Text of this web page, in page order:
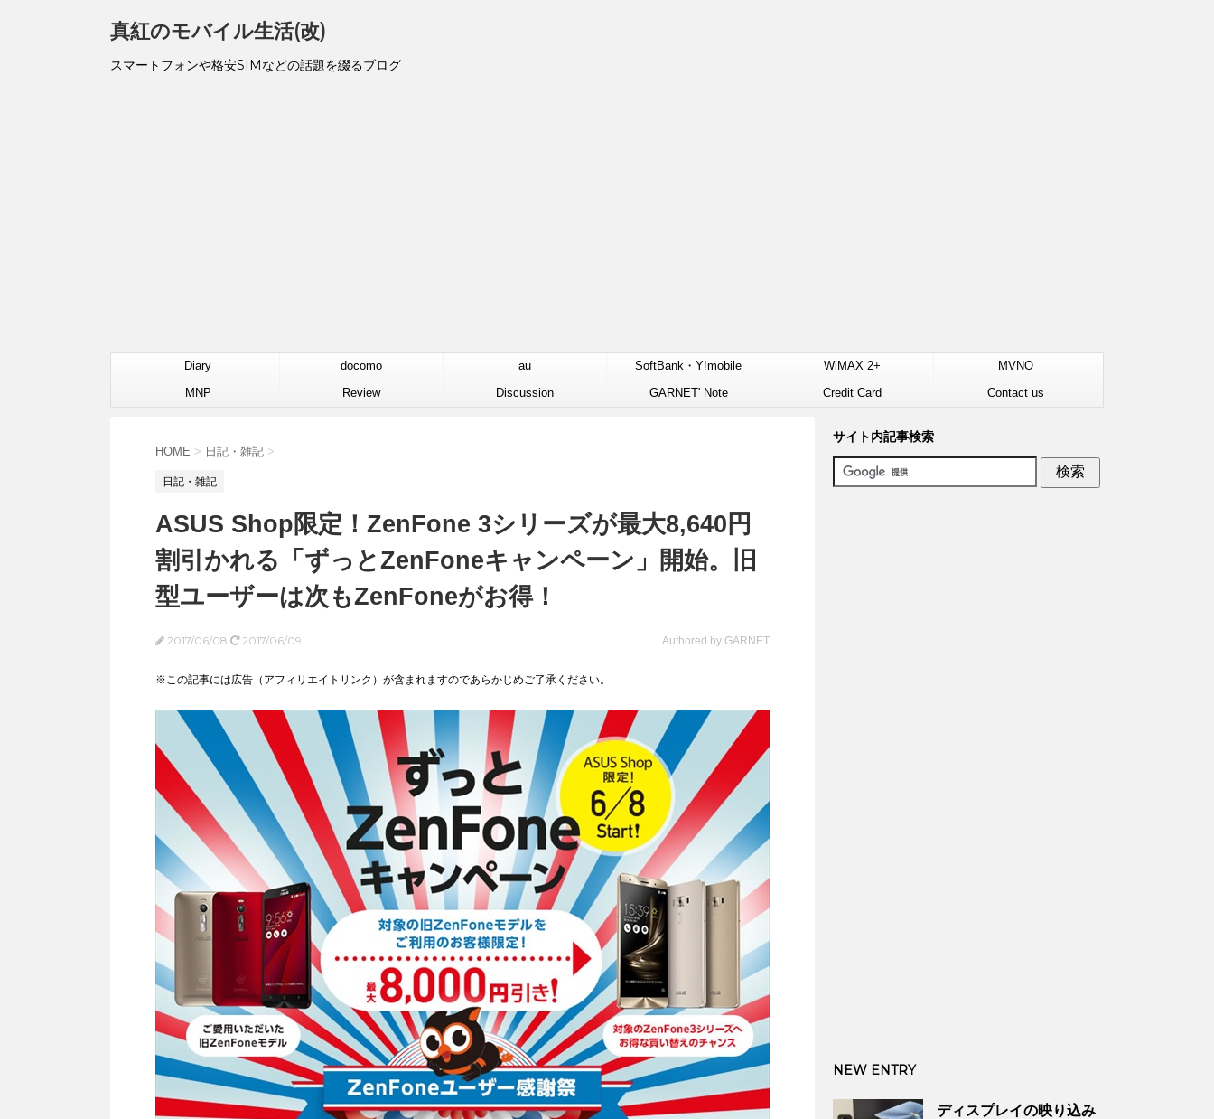
真紅のモバイル生活(改)
スマートフォンや格安SIMなどの話題を綴るブログ
Diary docomo au SoftBank・Y!mobile WiMAX 2+
MVNO
MNP
Review Discussion GARNET' Note Credit Card Contact us
HOME > 日記・雑記 >
日記・雑記
ASUS Shop限定！ZenFone 3シリーズが最大8,640円
割引かれる「ずっとZenFoneキャンペーン」開始。旧
型ユーザーは次もZenFoneがお得！
2017/06/08 2017/06/09 Authored by GARNET
※この記事には広告（アフィリエイトリンク）が含まれますのであらかじめご了承ください。
サイト内記事検索
NEW ENTRY
ディスプレイの映り込み